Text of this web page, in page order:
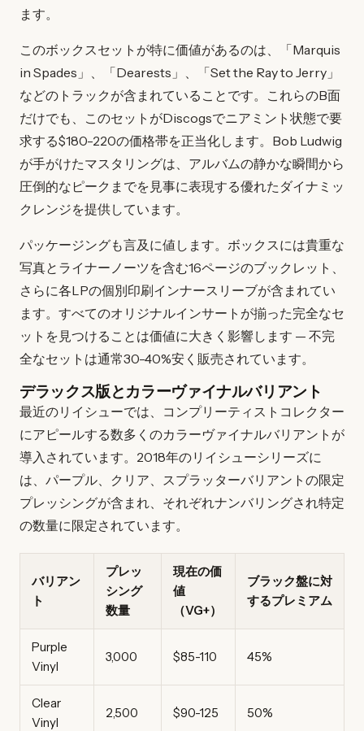
ます。
このボックスセットが特に価値があるのは、「Marquis
in Spades」、「Dearests」、「Set the Ray to Jerry」
などのトラックが含まれていることです。これらのB面
だけでも、このセットがDiscogsでニアミント状態で要
求する$180-220の価格帯を正当化します。Bob Ludwig
が手がけたマスタリングは、アルバムの静かな瞬間から
圧倒的なピークまでを見事に表現する優れたダイナミッ
クレンジを提供しています。
パッケージングも言及に値します。ボックスには貴重な
写真とライナーノーツを含む16ページのブックレット、
さらに各LPの個別印刷インナースリーブが含まれてい
ます。すべてのオリジナルインサートが揃った完全なセ
ットを見つけることは価値に大きく影響します — 不完
全なセットは通常30-40%安く販売されています。
デラックス版とカラーヴァイナルバリアント
最近のリイシューでは、コンプリーティストコレクター
にアピールする数多くのカラーヴァイナルバリアントが
導入されています。2018年のリイシューシリーズに
は、パープル、クリア、スプラッターバリアントの限定
プレッシングが含まれ、それぞれナンバリングされ特定
の数量に限定されています。
バリアン
ト
プレッ
シング
数量
現在の価
値
（VG+）
ブラック盤に対
するプレミアム
Purple
Vinyl
3,000 $85-110 45%
Clear
Vinyl
2,500 $90-125 50%